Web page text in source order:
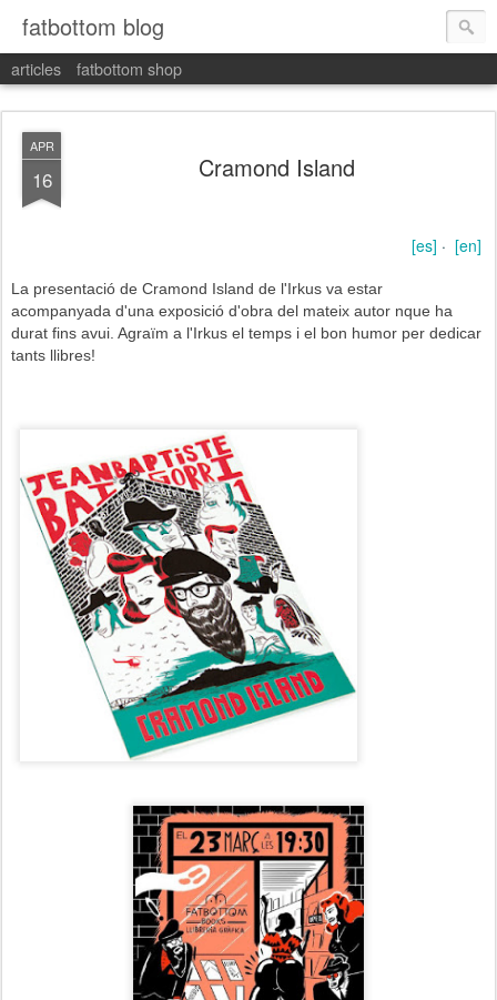
fatbottom blog
articles fatbottom shop
APR
16 Cramond Island
[es] · [en]
La presentació de Cramond Island de l'Irkus va estar
acompanyada d'una exposició d'obra del mateix autor nque ha
durat fins avui. Agraïm a l'Irkus el temps i el bon humor per dedicar
tants llibres!